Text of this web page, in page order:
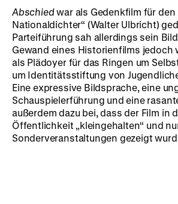
Abschiedwar als Gedenkfilm für den
Nationaldichter“ (Walter Ulbricht)
Parteiführung sah allerdings sein
Gewand eines Historienfilms jedoch
als Plädoyer für das Ringen um
um Identitätsstiftung von
Eine expressive Bildsprache, eine
Schauspielerführung und eine
außerdem dazu bei, dass der Film in
Öffentlichkeit „kleingehalten“ und
Sonderveranstaltungen gezeigt